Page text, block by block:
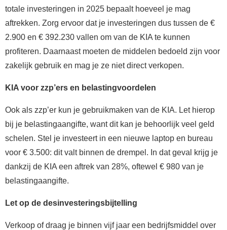
totale investeringen in 2025 bepaalt hoeveel je mag
aftrekken. Zorg ervoor dat je investeringen dus tussen de €
2.900 en € 392.230 vallen om van de KIA te kunnen
profiteren. Daarnaast moeten de middelen bedoeld zijn voor
zakelijk gebruik en mag je ze niet direct verkopen.
KIA voor zzp’ers en belastingvoordelen
Ook als zzp’er kun je gebruikmaken van de KIA. Let hierop
bij je belastingaangifte, want dit kan je behoorlijk veel geld
schelen. Stel je investeert in een nieuwe laptop en bureau
voor € 3.500: dit valt binnen de drempel. In dat geval krijg je
dankzij de KIA een aftrek van 28%, oftewel € 980 van je
belastingaangifte.
Let op de desinvesteringsbijtelling
Verkoop of draag je binnen vijf jaar een bedrijfsmiddel over